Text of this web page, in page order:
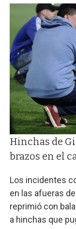
Hinchas de
brazos en el
Los incidentes
en las afueras
reprimió con
a hinchas que